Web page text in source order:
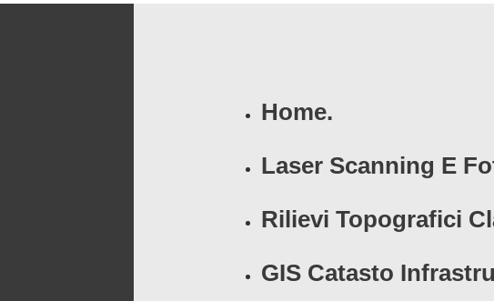
Home.
Laser Scanning E
Rilievi Topografici
GIS Catasto